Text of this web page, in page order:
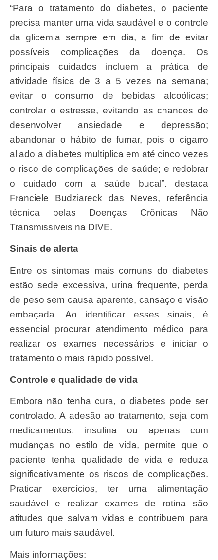
“Para o tratamento do diabetes, o paciente
precisa manter uma vida saudável e o controle
da glicemia sempre em dia, a fim de evitar
possíveis complicações da doença. Os
principais cuidados incluem a prática de
atividade física de 3 a 5 vezes na semana;
evitar o consumo de bebidas alcoólicas;
controlar o estresse, evitando as chances de
desenvolver ansiedade e depressão;
abandonar o hábito de fumar, pois o cigarro
aliado a diabetes multiplica em até cinco vezes
o risco de complicações de saúde; e redobrar
o cuidado com a saúde bucal”, destaca
Franciele Budziareck das Neves, referência
técnica pelas Doenças Crônicas Não
Transmissíveis na DIVE.
Sinais de alerta
Entre os sintomas mais comuns do diabetes
estão sede excessiva, urina frequente, perda
de peso sem causa aparente, cansaço e visão
embaçada. Ao identificar esses sinais, é
essencial procurar atendimento médico para
realizar os exames necessários e iniciar o
tratamento o mais rápido possível.
Controle e qualidade de vida
Embora não tenha cura, o diabetes pode ser
controlado. A adesão ao tratamento, seja com
medicamentos, insulina ou apenas com
mudanças no estilo de vida, permite que o
paciente tenha qualidade de vida e reduza
significativamente os riscos de complicações.
Praticar exercícios, ter uma alimentação
saudável e realizar exames de rotina são
atitudes que salvam vidas e contribuem para
um futuro mais saudável.
Mais informações: